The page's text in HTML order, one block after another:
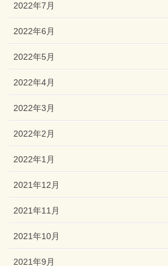
2022年7月
2022年6月
2022年5月
2022年4月
2022年3月
2022年2月
2022年1月
2021年12月
2021年11月
2021年10月
2021年9月